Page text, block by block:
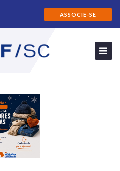
ASSOCIE-SE